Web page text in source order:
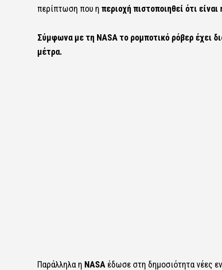
περίπτωση που η περιοχή πιστοποιηθεί ότι
Σύμφωνα με τη NASAτο ρομποτικό ρόβερ έχει
μέτρα.
Παράλληλα η NASA έδωσε στη δημοσιότητα νέες